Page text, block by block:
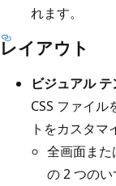
れます。
レイアウト
ビジュアル
CSS ファイ
トをカスタマ
全画面また
の 2 つの